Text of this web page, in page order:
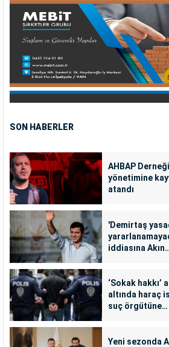
SON HABERLER
AHBAP Derneği
yönetimine
atandı
'Demirtaş
iddiasına Akın
‘Sokak hakkı’
altında haraç
suç örgütüne
Yeni sezonda